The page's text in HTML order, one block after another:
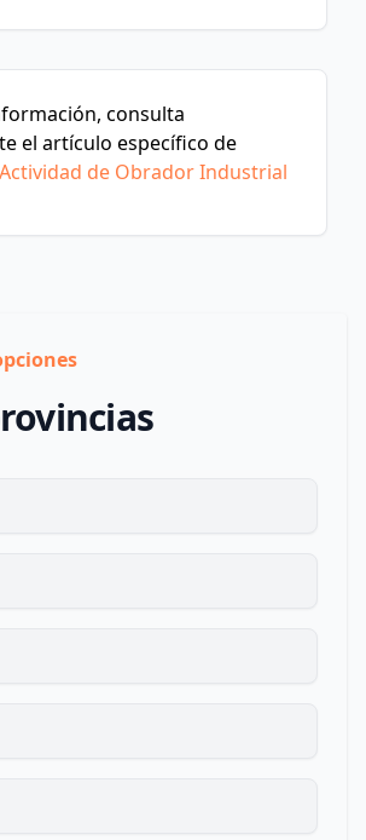
consulta
el artículo específico de
de Obrador Industrial